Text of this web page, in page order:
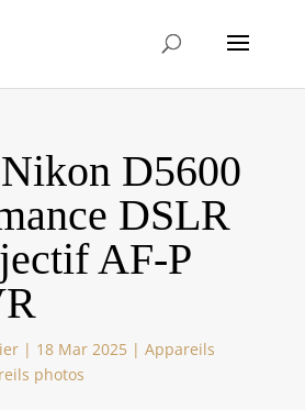
D5600
DSLR
AF-P
| 18 Mar 2025| Appareils
photos